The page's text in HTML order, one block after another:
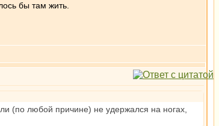
бы там жить.
(по любой причине) не удержался на ногах,